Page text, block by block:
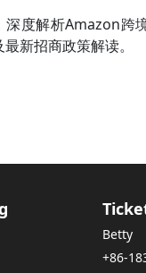
深度解析Amazon跨
新招商政策解读。
Betty
+86-